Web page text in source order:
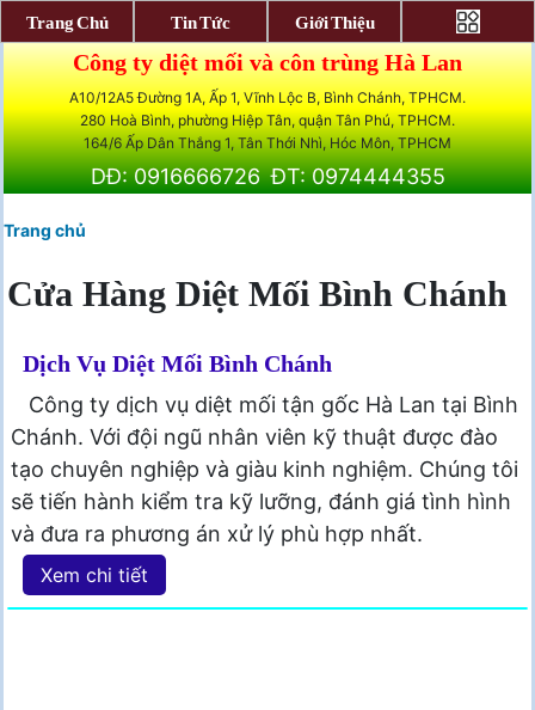
Công ty diệt mối và côn trùng Hà Lan
A10/12A5 Đường 1A, Ấp 1, Vĩnh Lộc B, Bình Chánh, TPHCM.
280 Hoà Bình, phường Hiệp Tân, quận Tân Phú, TPHCM.
164/6 Ấp Dân Thắng 1, Tân Thới Nhì, Hóc Môn, TPHCM
DĐ: 0916666726 ĐT: 0974444355
Trang chủ
Cửa Hàng Diệt Mối Bình Chánh
Dịch Vụ Diệt Mối Bình Chánh
Công ty dịch vụ diệt mối tận gốc Hà Lan tại Bình
Chánh. Với đội ngũ nhân viên kỹ thuật được đào
tạo chuyên nghiệp và giàu kinh nghiệm. Chúng tôi
sẽ tiến hành kiểm tra kỹ lưỡng, đánh giá tình hình
và đưa ra phương án xử lý phù hợp nhất.
Xem chi tiết
Trang Chủ Tin Tức Giới Thiệu